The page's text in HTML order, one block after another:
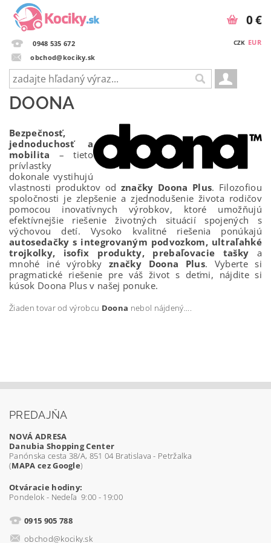
0948 535 672
obchod@kociky.sk
CZK EUR
0 €
DOONA
Bezpečnosť,
jednoduchosť a
mobilita – tieto
prívlastky
dokonale vystihujú
vlastnosti produktov od značky Doona Plus. Filozofiou
spoločnosti je zlepšenie a zjednodušenie života rodičov
pomocou inovatívnych výrobkov, ktoré umožňujú
efektívnejšie riešenie životných situácií spojených s
výchovou detí. Vysoko kvalitné riešenia ponúkajú
autosedačky s integrovaným podvozkom, ultraľahké
trojkolky, isofix produkty, prebaľovacie tašky a
mnohé iné výrobkyznačky Doona Plus. Vyberte si
pragmatické riešenie pre váš život s deťmi, nájdite si
kúsok Doona Plus v našej ponuke.
Žiaden tovar od výrobcu Doona nebol nájdený....
PREDAJŇA
NOVÁ ADRESA
Danubia Shopping Center
Panónska cesta 38/A, 851 04 Bratislava - Petržalka
(MAPA cez Google)
Otváracie hodiny:
Pondelok - Nedeľa 9:00 - 19:00
0915 905 788
obchod@kociky.sk